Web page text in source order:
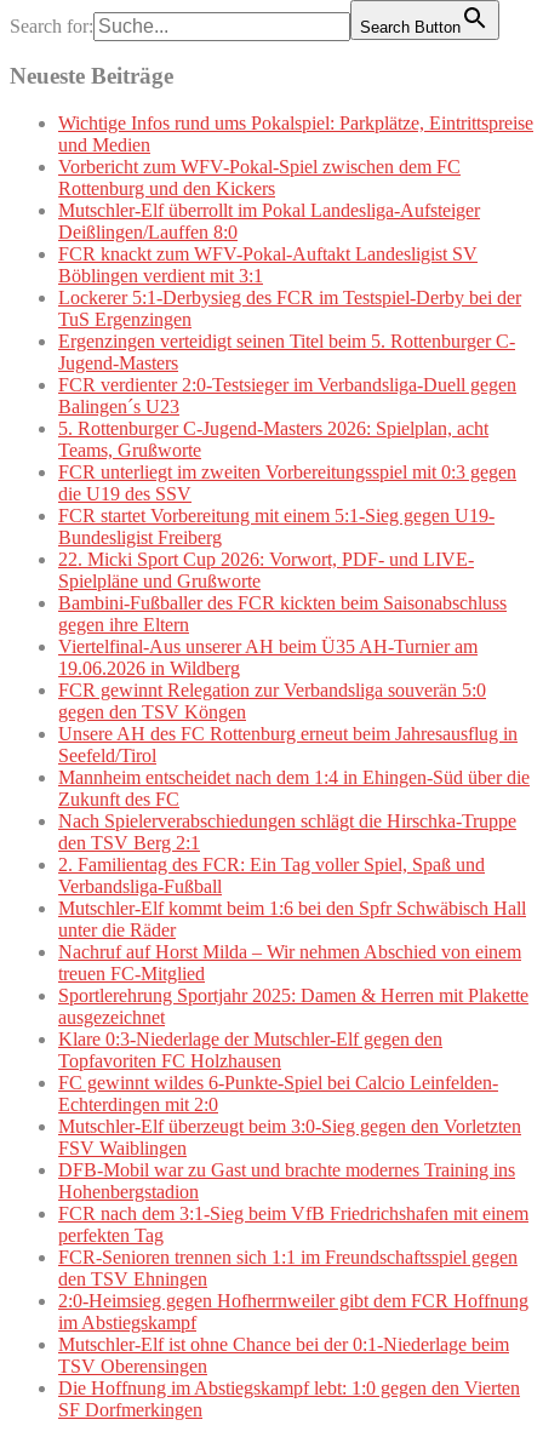
Search for:
Search Button
Neueste Beiträge
Wichtige Infos rund ums Pokalspiel: Parkplätze, Eintrittspreise
und Medien
Vorbericht zum WFV-Pokal-Spiel zwischen dem FC
Rottenburg und den Kickers
Mutschler-Elf überrollt im Pokal Landesliga-Aufsteiger
Deißlingen/Lauffen 8:0
FCR knackt zum WFV-Pokal-Auftakt Landesligist SV
Böblingen verdient mit 3:1
Lockerer 5:1-Derbysieg des FCR im Testspiel-Derby bei der
TuS Ergenzingen
Ergenzingen verteidigt seinen Titel beim 5. Rottenburger C-
Jugend-Masters
FCR verdienter 2:0-Testsieger im Verbandsliga-Duell gegen
Balingen´s U23
5. Rottenburger C-Jugend-Masters 2026: Spielplan, acht
Teams, Grußworte
FCR unterliegt im zweiten Vorbereitungsspiel mit 0:3 gegen
die U19 des SSV
FCR startet Vorbereitung mit einem 5:1-Sieg gegen U19-
Bundesligist Freiberg
22. Micki Sport Cup 2026: Vorwort, PDF- und LIVE-
Spielpläne und Grußworte
Bambini-Fußballer des FCR kickten beim Saisonabschluss
gegen ihre Eltern
Viertelfinal-Aus unserer AH beim Ü35 AH-Turnier am
19.06.2026 in Wildberg
FCR gewinnt Relegation zur Verbandsliga souverän 5:0
gegen den TSV Köngen
Unsere AH des FC Rottenburg erneut beim Jahresausflug in
Seefeld/Tirol
Mannheim entscheidet nach dem 1:4 in Ehingen-Süd über die
Zukunft des FC
Nach Spielerverabschiedungen schlägt die Hirschka-Truppe
den TSV Berg 2:1
2. Familientag des FCR: Ein Tag voller Spiel, Spaß und
Verbandsliga-Fußball
Mutschler-Elf kommt beim 1:6 bei den Spfr Schwäbisch Hall
unter die Räder
Nachruf auf Horst Milda – Wir nehmen Abschied von einem
treuen FC-Mitglied
Sportlerehrung Sportjahr 2025: Damen & Herren mit Plakette
ausgezeichnet
Klare 0:3-Niederlage der Mutschler-Elf gegen den
Topfavoriten FC Holzhausen
FC gewinnt wildes 6-Punkte-Spiel bei Calcio Leinfelden-
Echterdingen mit 2:0
Mutschler-Elf überzeugt beim 3:0-Sieg gegen den Vorletzten
FSV Waiblingen
DFB-Mobil war zu Gast und brachte modernes Training ins
Hohenbergstadion
FCR nach dem 3:1-Sieg beim VfB Friedrichshafen mit einem
perfekten Tag
FCR-Senioren trennen sich 1:1 im Freundschaftsspiel gegen
den TSV Ehningen
2:0-Heimsieg gegen Hofherrnweiler gibt dem FCR Hoffnung
im Abstiegskampf
Mutschler-Elf ist ohne Chance bei der 0:1-Niederlage beim
TSV Oberensingen
Die Hoffnung im Abstiegskampf lebt: 1:0 gegen den Vierten
SF Dorfmerkingen